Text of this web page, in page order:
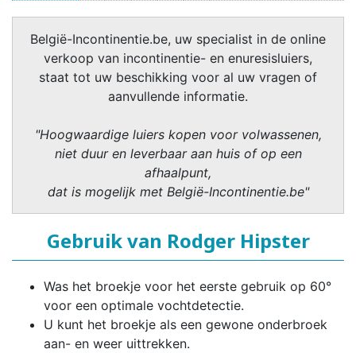
België-Incontinentie.be, uw specialist in de online
verkoop van incontinentie- en enuresisluiers,
staat tot uw beschikking voor al uw vragen of
aanvullende informatie.
"Hoogwaardige luiers kopen voor volwassenen,
niet duur en leverbaar aan huis of op een
afhaalpunt,
dat is mogelijk met België-Incontinentie.be"
Gebruik van Rodger Hipster
Was het broekje voor het eerste gebruik op 60°
voor een optimale vochtdetectie.
U kunt het broekje als een gewone onderbroek
aan- en weer uittrekken.